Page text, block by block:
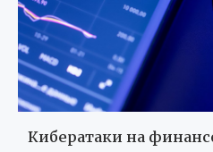
Кибератаки на